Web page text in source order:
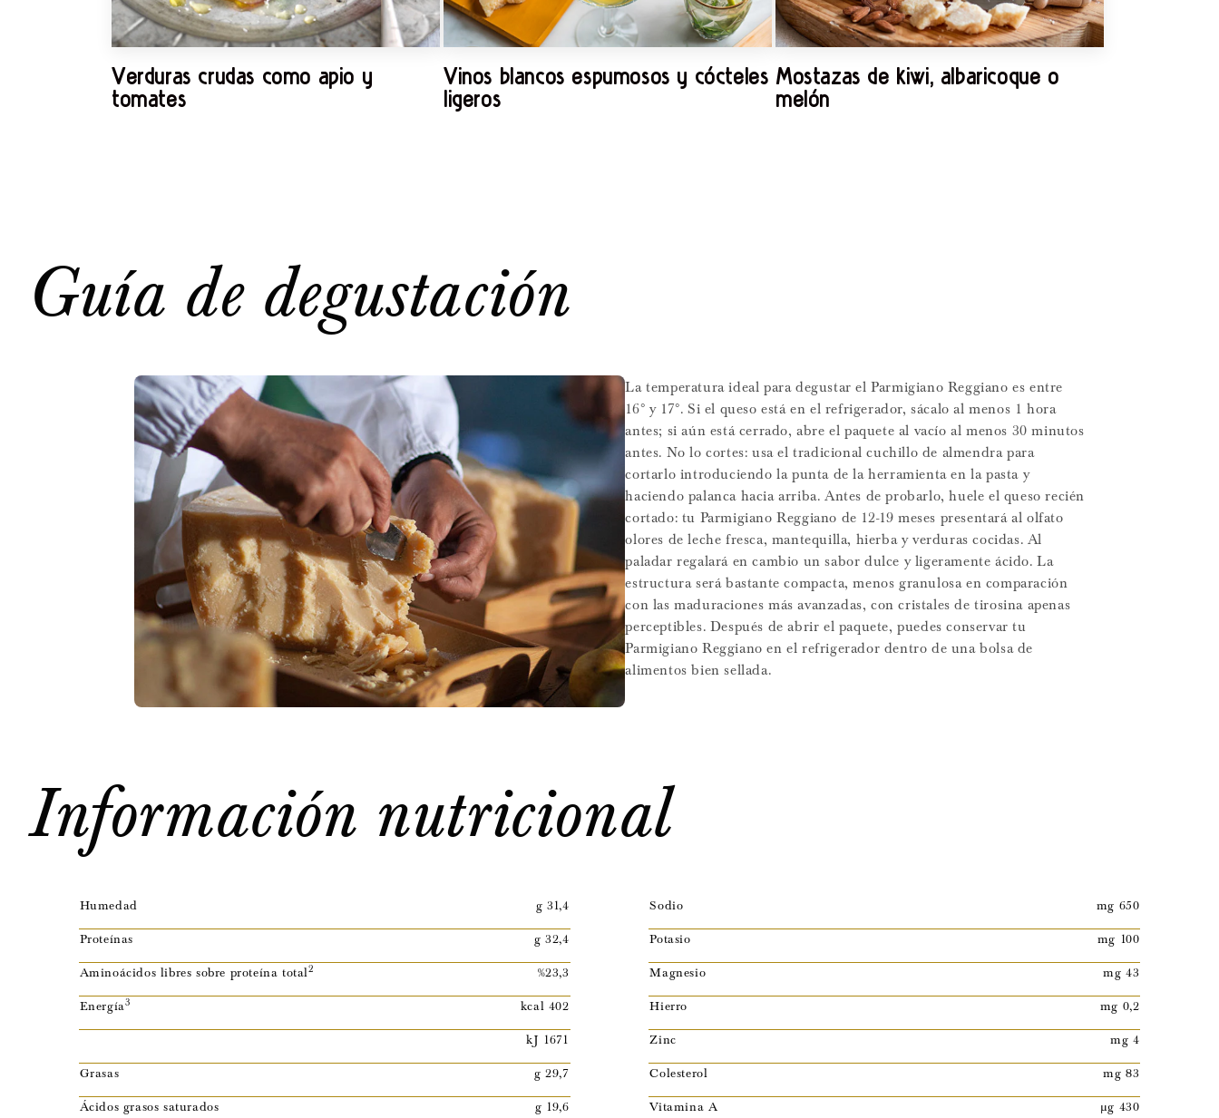
Verduras crudas como apio y
tomates
Vinos blancos espumosos y cócteles
ligeros
Mostazas de kiwi, albaricoque o
melón
Guía de degustación
La temperatura ideal para degustar el Parmigiano Reggiano es entre
16° y 17°. Si el queso está en el refrigerador, sácalo al menos 1 hora
antes; si aún está cerrado, abre el paquete al vacío al menos 30 minutos
antes. No lo cortes: usa el tradicional cuchillo de almendra para
cortarlo introduciendo la punta de la herramienta en la pasta y
haciendo palanca hacia arriba. Antes de probarlo, huele el queso recién
cortado: tu Parmigiano Reggiano de 12-19 meses presentará al olfato
olores de leche fresca, mantequilla, hierba y verduras cocidas. Al
paladar regalará en cambio un sabor dulce y ligeramente ácido. La
estructura será bastante compacta, menos granulosa en comparación
con las maduraciones más avanzadas, con cristales de tirosina apenas
perceptibles. Después de abrir el paquete, puedes conservar tu
Parmigiano Reggiano en el refrigerador dentro de una bolsa de
alimentos bien sellada.
Información nutricional
Humedad
g 31,4
Proteínas
g 32,4
Aminoácidos libres sobre proteína total2
%23,3
Energía3
kcal 402
kJ 1671
Grasas
g 29,7
Ácidos grasos saturados
g 19,6
Sodio
mg 650
Potasio
mg 100
Magnesio
mg 43
Hierro
mg 0,2
Zinc
mg 4
Colesterol
mg 83
Vitamina A
µg 430